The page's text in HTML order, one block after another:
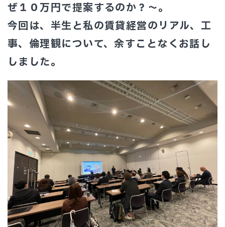
ぜ１０万円で提案するのか？ ～。
今回は、半生と私の賃貸経営のリアル、工
事、倫理観について、余すことなくお話し
しました。